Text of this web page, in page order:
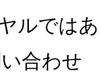
ルでは
合わせ